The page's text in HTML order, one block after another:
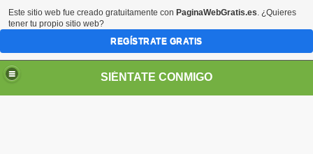
SIÉNTATE CONMIGO
Este sitio web fue creado gratuitamente con PaginaWebGratis.es. ¿Quieres
tener tu propio sitio web?
REGÍSTRATE GRATIS